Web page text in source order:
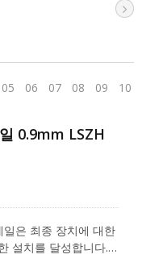
05 06 07 08 09 10
0.9mm LSZH
은 최종 장치에 대한
설치를 달성합니다.